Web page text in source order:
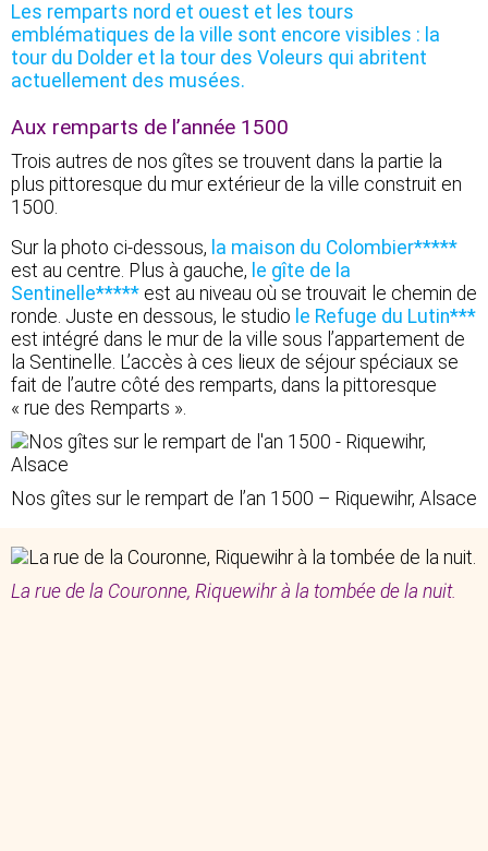
Les remparts nord et ouest et les tours
emblématiques de la ville sont encore visibles : la
tour du Dolder et la tour des Voleurs qui abritent
actuellement des musées.
Aux remparts de l’année 1500
Trois autres de nos gîtes se trouvent dans la partie la
plus pittoresque du mur extérieur de la ville construit en
1500.
Sur la photo ci-dessous, la maison du Colombier*****
est au centre. Plus à gauche, le gîte de la
Sentinelle***** est au niveau où se trouvait le chemin de
ronde. Juste en dessous, le studio le Refuge du Lutin***
est intégré dans le mur de la ville sous l’appartement de
la Sentinelle. L’accès à ces lieux de séjour spéciaux se
fait de l’autre côté des remparts, dans la pittoresque
« rue des Remparts ».
Nos gîtes sur le rempart de l’an 1500 – Riquewihr, Alsace
La rue de la Couronne, Riquewihr à la tombée de la nuit.